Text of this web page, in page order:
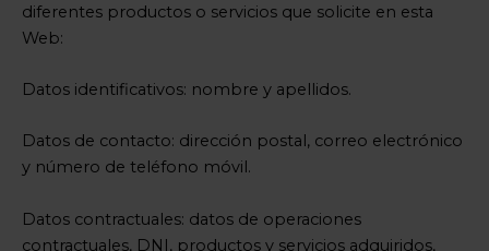
diferentes productos o servicios que solicite en esta
Web:
Datos identificativos: nombre y apellidos.
Datos de contacto: dirección postal, correo electrónico
y número de teléfono móvil.
Datos contractuales: datos de operaciones
contractuales, DNI, productos y servicios adquiridos,